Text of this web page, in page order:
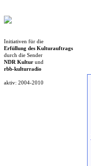
Initiativen für die
Erfüllung des Kulturauftrags
durch die Sender
NDR Kultur und
rbb-kulturradio
aktiv: 2004-2010